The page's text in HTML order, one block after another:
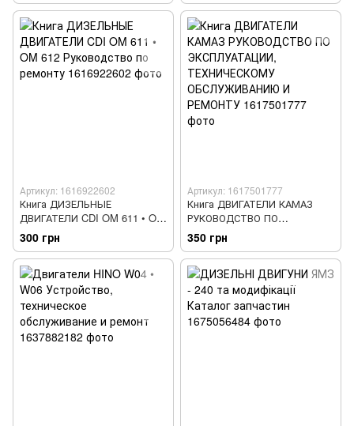
Артикул: 1616922602
Книга ДИЗЕЛЬНЫЕ
ДВИГАТЕЛИ CDI OM 611 • OM
612 Руководство по ремонту
300 грн
Артикул: 1617501777
Книга ДВИГАТЕЛИ КАМАЗ
РУКОВОДСТВО ПО
ЭКСПЛУАТАЦИИ,
ТЕХНИЧЕСКОМУ
ОБСЛУЖИВАНИЮ И РЕМОНТУ
350 грн